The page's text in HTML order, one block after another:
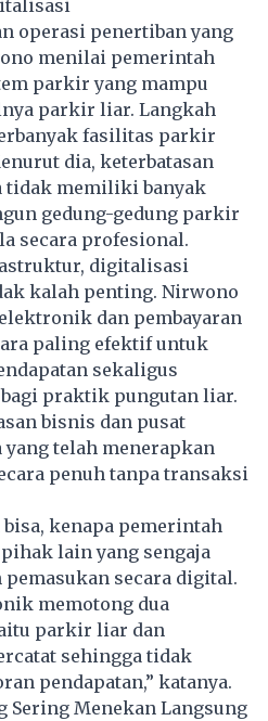
operasi penertiban yang
menilai pemerintah
parkir yang mampu
parkir liar. Langkah
fasilitas parkir
dia, keterbatasan
tidak memiliki banyak
gedung-gedung parkir
secara profesional.
digitalisasi
kalah penting. Nirwono
dan pembayaran
paling efektif untuk
sekaligus
praktik pungutan liar.
bisnis dan pusat
yang telah menerapkan
penuh tanpa transaksi
kenapa pemerintah
lain yang sengaja
secara digital.
memotong dua
parkir liar dan
sehingga tidak
pendapatan,” katanya.
Sering Menekan Langsung